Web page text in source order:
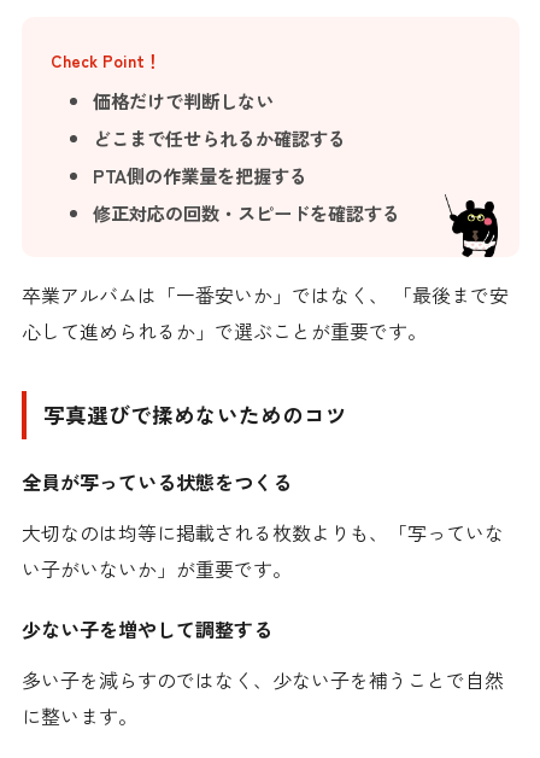
Check Point！
価格だけで判断しない
どこまで任せられるか確認する
PTA側の作業量を把握する
修正対応の回数・スピードを確認する
卒業アルバムは「一番安いか」ではなく、 「最後まで安
心して進められるか」で選ぶことが重要です。
写真選びで揉めないためのコツ
全員が写っている状態をつくる
大切なのは均等に掲載される枚数よりも、「写っていな
い子がいないか」が重要です。
少ない子を増やして調整する
多い子を減らすのではなく、少ない子を補うことで自然
に整います。